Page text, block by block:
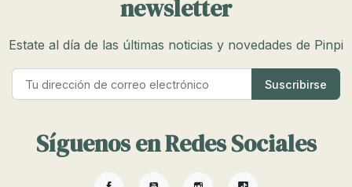
newsletter
Estate al día de las últimas noticias y novedades de Pinpi
Síguenos en Redes Sociales